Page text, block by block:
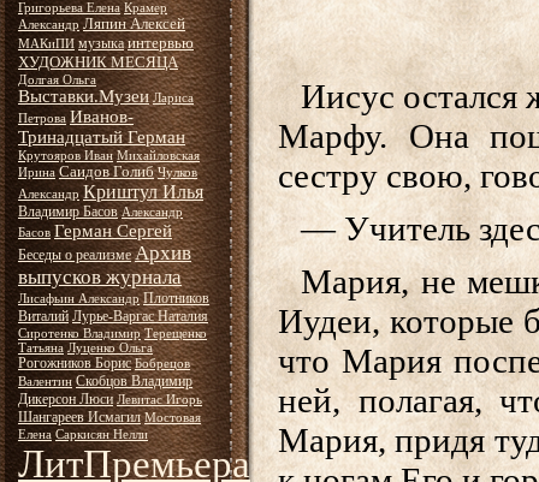
Григорьева Елена Крамер
Александр Ляпин Алексей
МАКиПИ музыка интервью
ХУДОЖНИК МЕСЯЦА
Долгая Ольга
Выставки.Музеи Лариса
Петрова Иванов-
Тринадцатый Герман
Крутояров Иван Михайловская
Ирина Саидов Голиб Чулков
Александр Криштул Илья
Владимир Басов Александр
Басов Герман Сергей
Беседы о реализме Архив
выпусков журнала
Лисафьин Александр Плотников
Виталий Лурье-Варгас Наталия
Сиротенко Владимир Терещенко
Татьяна Луценко Ольга
Рогожников Борис Бобрецов
Валентин Скобцов Владимир
Дикерсон Люси Левитас Игорь
Шангареев Исмагил Мостовая
Елена Саркисян Нелли
ЛитПремьера
Иисус остался
Марфу. Она
сестру свою,
— Учитель
Мария, не
Иудеи, которые
что Мария
ней, полагая,
Мария, придя